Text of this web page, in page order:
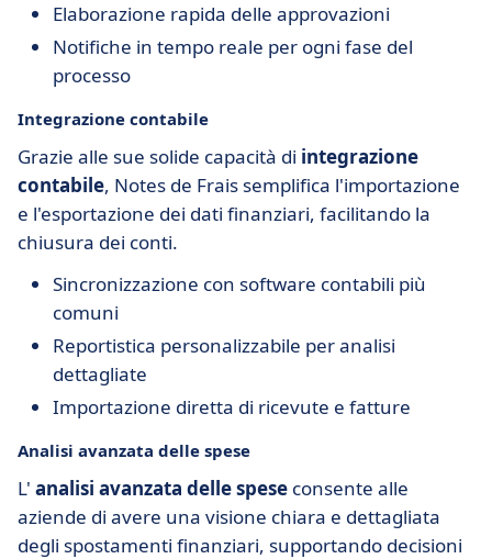
Elaborazione rapida delle approvazioni
Notifiche in tempo reale per ogni fase del
processo
Integrazione contabile
Grazie alle sue solide capacità di integrazione
contabile, Notes de Frais semplifica l'importazione
e l'esportazione dei dati finanziari, facilitando la
chiusura dei conti.
Sincronizzazione con software contabili più
comuni
Reportistica personalizzabile per analisi
dettagliate
Importazione diretta di ricevute e fatture
Analisi avanzata delle spese
L' analisi avanzata delle spese consente alle
aziende di avere una visione chiara e dettagliata
degli spostamenti finanziari, supportando decisioni